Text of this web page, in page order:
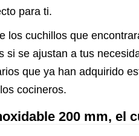
para ti.
los cuchillos que
si se ajustan a tus
que ya han adquirido
cocineros.
200 mm, el